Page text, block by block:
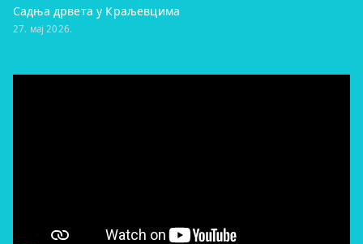
Садња дрвета у Краљевцима
27. мај 2026.